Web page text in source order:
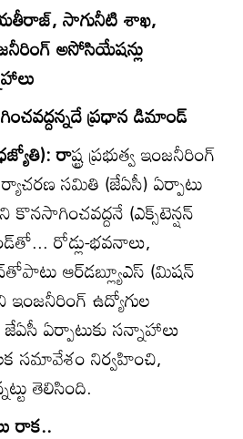
సాగునీటి శాఖ,
అసోసియేషన్లు
ప్రధాన డిమాండ్‌
రాష్ట్ర ప్రభుత్వ ఇంజనీరింగ్‌
సమితి (జేఏసీ) ఏర్పాటు
(ఎక్స్‌టెన్షన్‌
రోడ్లు-భవనాలు,
ఆర్‌డబ్ల్యూఎస్‌ (మిషన్‌
ఉద్యోగుల
ఏర్పాటుకు సన్నాహాలు
సమావేశం నిర్వహించి,
తెలిసింది.
రాక..